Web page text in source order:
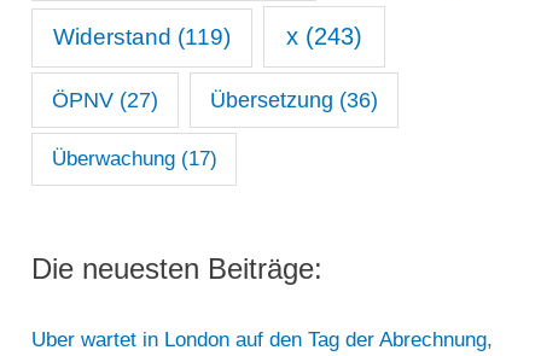
Widerstand (119) x(243)
ÖPNV(27) Übersetzung (36)
Überwachung(17)
Die neuesten Beiträge:
Uber wartet in London auf den Tag der Abrechnung,